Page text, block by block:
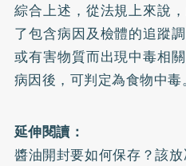
綜合上述，從法規上來說
了包含病因及檢體的追蹤
或有害物質而出現中毒相
病因後，可判定為食物中毒。
延伸閱讀：
醬油開封要如何保存？該